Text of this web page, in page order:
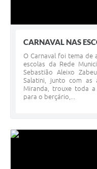
CARNAVAL NAS
O Carnaval foi tema de
escolas da Rede
Sebastião Aleixo
Salatini, junto com as
Miranda, trouxe toda a
para o berçário,...